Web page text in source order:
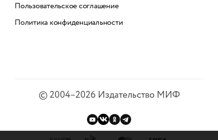
Пользовательское соглашение
Политика конфиденциальности
©2004–2026 Издательство МИФ